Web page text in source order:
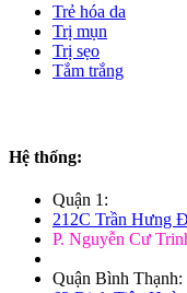
Trẻ hóa da
Trị mụn
Trị sẹo
Tắm trắng
Hệ thống:
Quận 1:
212C Trần Hưng
P. Nguyễn Cư
Quận Bình Thạnh: